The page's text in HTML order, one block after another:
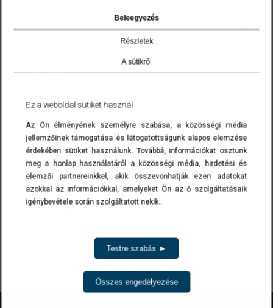
névleges méret
A
5
6
308400010
308400013
13
13
308400016
16
15
308400019
308400022
22
21
308400025
25
Vissza
Beleegyezés
Részletek
A sütikről
Ez a weboldal sütiket használ
Az Ön élményének személyre szabása, a közösségi média
jellemzőinek támogatása és látogatottságunk alapos elemzése
érdekében sütiket használunk. Továbbá, információkat osztunk
meg a honlap használatáról a közösségi média, hirdetési és
elemzői partnereinkkel, akik összevonhatják ezen adatokat
azokkal az információkkal, amelyeket Ön az ő szolgáltatásaik
igénybevétele során szolgáltatott nekik..
Testre szabás ►
Összes engedélyezése